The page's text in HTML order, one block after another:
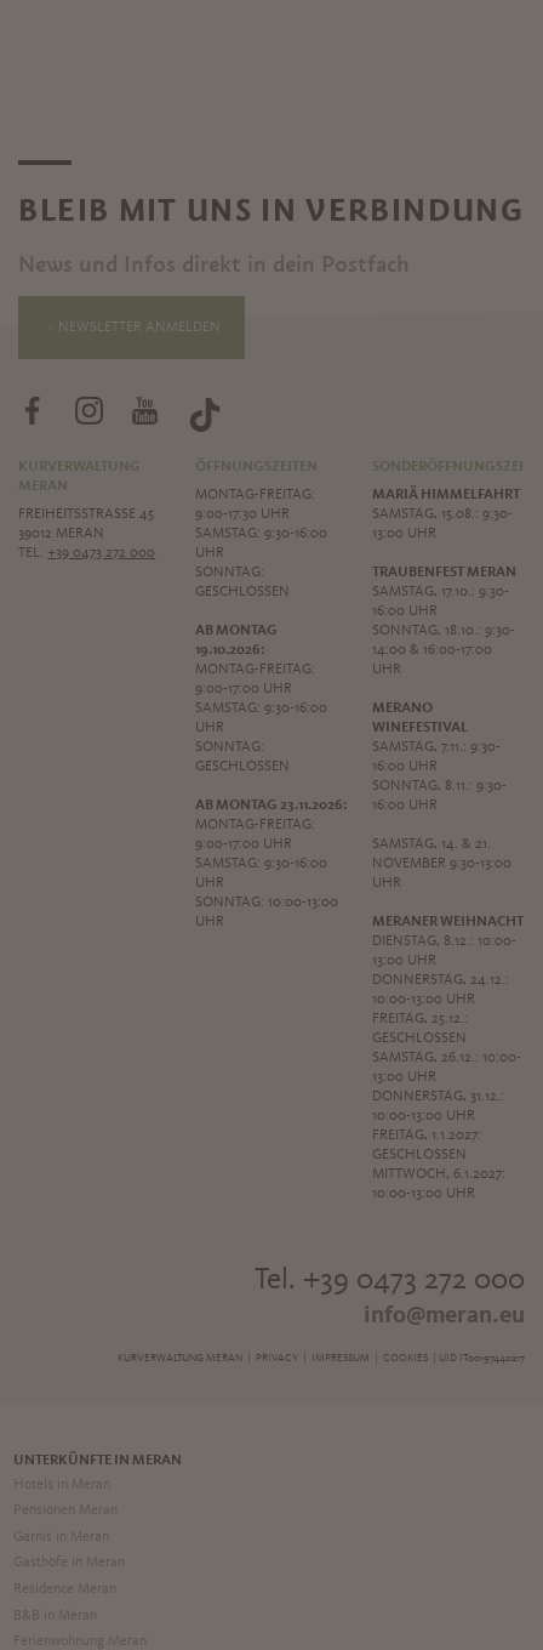
BLEIB MIT UNS IN VERBINDUNG
News und Infos direkt in dein Postfach
NEWSLETTER ANMELDEN
KURVERWALTUNG
MERAN
FREIHEITSSTRASSE 45
39012 MERAN
TEL.+39 0473 272 000
ÖFFNUNGSZEITEN
MONTAG-FREITAG:
9:00-17:30 UHR
SAMSTAG: 9:30-16:00
UHR
SONNTAG:
GESCHLOSSEN
AB MONTAG
19.10.2026:
MONTAG-FREITAG:
9:00-17:00 UHR
SAMSTAG: 9:30-16:00
UHR
SONNTAG:
GESCHLOSSEN
AB MONTAG 23.11.2026:
MONTAG-FREITAG:
9:00-17:00 UHR
SAMSTAG: 9:30-16:00
UHR
SONNTAG: 10:00-13:00
UHR
MARIÄ HIMMELFAHRT
SAMSTAG, 15.08.: 9:30-
13:00 UHR
TRAUBENFEST MERAN
SAMSTAG, 17.10.: 9:30-
16:00 UHR
SONNTAG, 18.10.: 9:30-
14:00 & 16:00-17:00
UHR
MERANO
WINEFESTIVAL
SAMSTAG, 7.11.: 9:30-
16:00 UHR
SONNTAG, 8.11.: 9:30-
16:00 UHR
SAMSTAG, 14. & 21.
NOVEMBER 9:30-13:00
UHR
MERANER WEIHNACHT
DIENSTAG, 8.12.: 10:00-
13:00 UHR
DONNERSTAG, 24.12.:
10:00-13:00 UHR
FREITAG, 25.12.:
GESCHLOSSEN
SAMSTAG, 26.12.: 10:00-
13:00 UHR
DONNERSTAG, 31.12.:
10:00-13:00 UHR
FREITAG, 1.1.2027:
GESCHLOSSEN
MITTWOCH, 6.1.2027:
10:00-13:00 UHR
Tel. +39 0473 272 000
info@meran.eu
KURVERWALTUNG MERAN | PRIVACY| IMPRESSUM COOKIES | UID IT00197440217
UNTERKÜNFTE IN MERAN
Hotels in Meran
Pensionen Meran
Garnis in Meran
Gasthöfe in Meran
Residence Meran
B&B in Meran
Ferienwohnung Meran